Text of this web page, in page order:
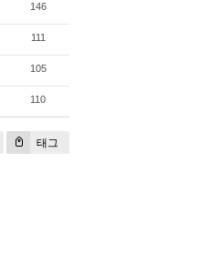
146
111
105
110
태그